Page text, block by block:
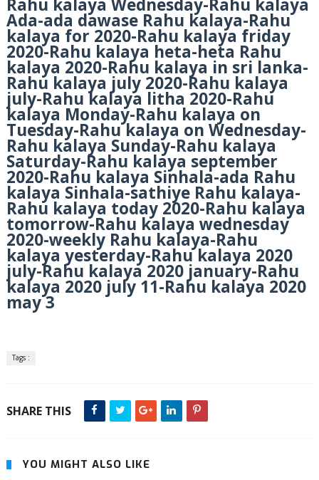
Rahu kalaya Wednesday-Rahu kalaya
Ada-ada dawase Rahu kalaya-Rahu
kalaya for 2020-Rahu kalaya friday
2020-Rahu kalaya heta-heta Rahu
kalaya 2020-Rahu kalaya in sri lanka-
Rahu kalaya july 2020-Rahu kalaya
july-Rahu kalaya litha 2020-Rahu
kalaya Monday-Rahu kalaya on
Tuesday-Rahu kalaya on Wednesday-
Rahu kalaya Sunday-Rahu kalaya
Saturday-Rahu kalaya september
2020-Rahu kalaya Sinhala-ada Rahu
kalaya Sinhala-sathiye Rahu kalaya-
Rahu kalaya today 2020-Rahu kalaya
tomorrow-Rahu kalaya wednesday
2020-weekly Rahu kalaya-Rahu
kalaya yesterday-Rahu kalaya 2020
july-Rahu kalaya 2020 january-Rahu
kalaya 2020 july 11-Rahu kalaya 2020
may 3
Tags :
SHARE THIS
YOU MIGHT ALSO LIKE